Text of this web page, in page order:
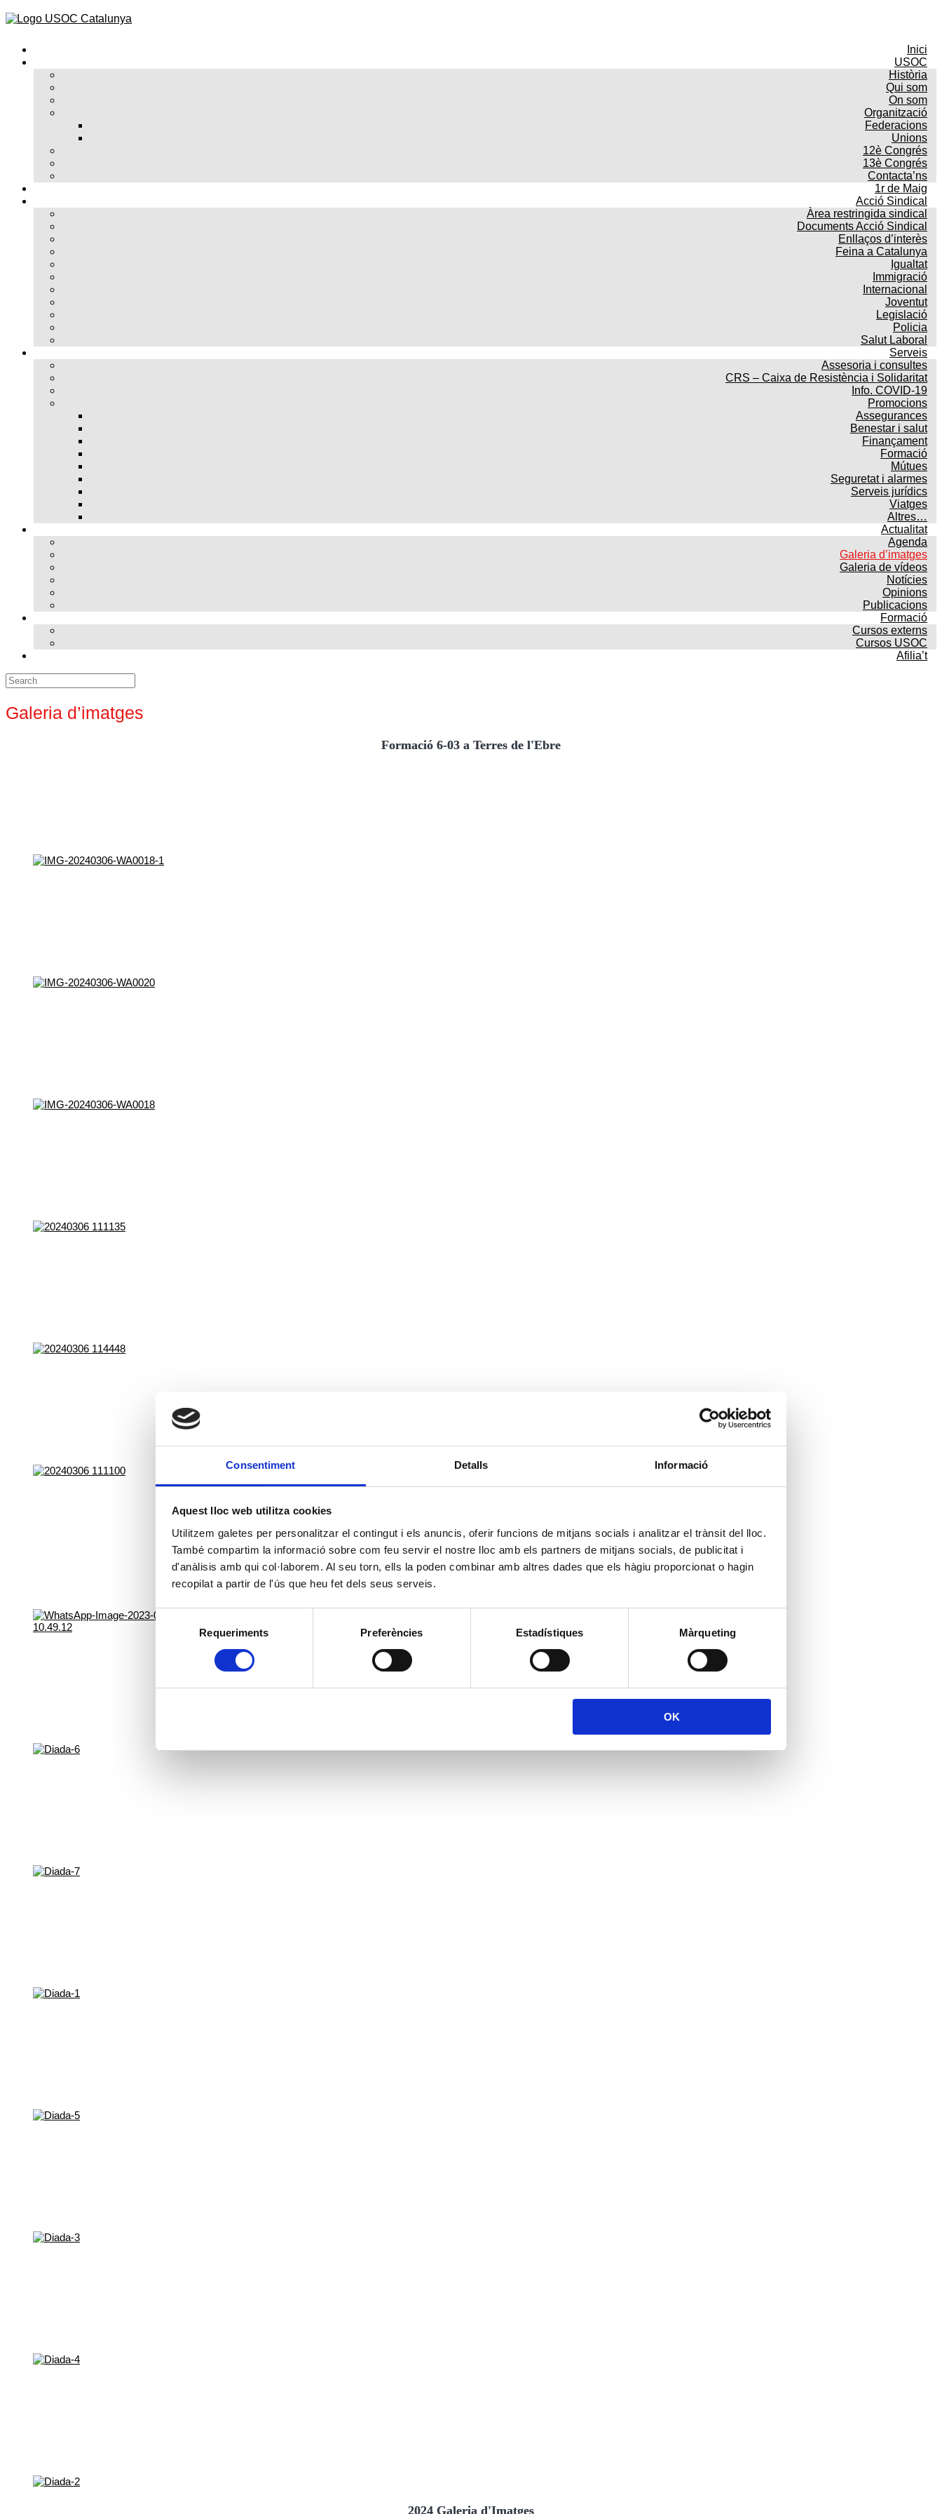
Consentiment Detalls Informació
Aquest lloc web utilitza cookies
Utilitzem galetes per personalitzar el contingut i els anuncis, oferir funcions de mitjans socials i analitzar el trànsit del lloc.
També compartim la informació sobre com feu servir el nostre lloc amb els partners de mitjans socials, de publicitat i
d'anàlisis amb qui col·laborem. Al seu torn, ells la poden combinar amb altres dades que els hàgiu proporcionat o hagin
recopilat a partir de l'ús que heu fet dels seus serveis.
Selecció
consentiment
Requeriments Preferències Estadístiques Màrqueting
OK
Inici
USOC
Història
Qui som
On som
Organització
Federacions
Unions
12è Congrés
13è Congrés
Contacta’ns
1r de Maig
Acció Sindical
Àrea restringida sindical
Documents Acció Sindical
Enllaços d’interès
Feina a Catalunya
Igualtat
Immigració
Internacional
Joventut
Legislació
Policia
Salut Laboral
Serveis
Assesoria i consultes
CRS – Caixa de Resistència i Solidaritat
Info. COVID-19
Promocions
Assegurances
Benestar i salut
Finançament
Formació
Mútues
Seguretat i alarmes
Serveis jurídics
Viatges
Altres…
Actualitat
Agenda
Galeria d’imatges
Galeria de vídeos
Notícies
Opinions
Publicacions
Formació
Cursos externs
Cursos USOC
Afilia’t
Search
for:
Galeria d’imatges
Formació 6-03 a Terres de l'Ebre
2024 Galeria d'Imatges